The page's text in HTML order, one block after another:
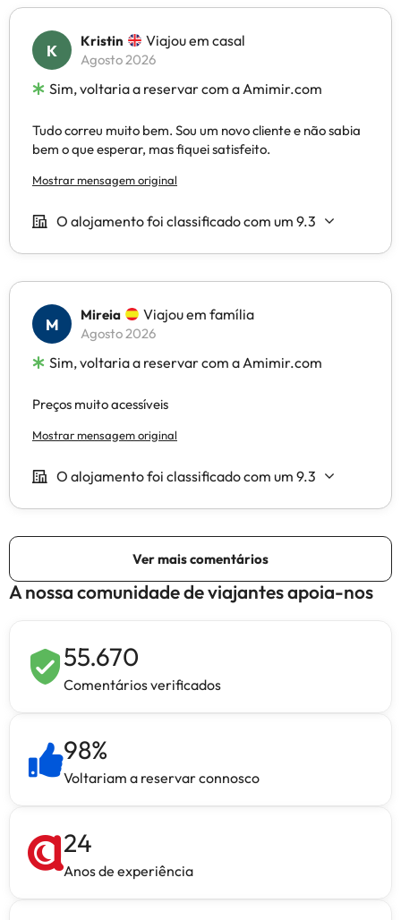
A nossa comunidade de viajantes apoia-nos
55.670
Comentários verificados
98%
Voltariam a reservar connosco
24
Anos de experiência